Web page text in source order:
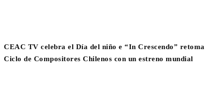
CEAC TV celebra el Día del niño e “In Crescendo” retoma
Ciclo de Compositores Chilenos con un estreno mundial